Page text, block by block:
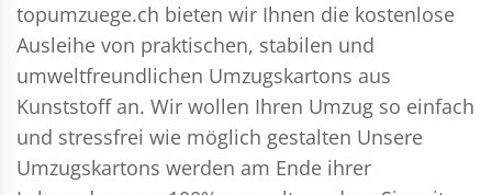
topumzuege.ch bieten wir Ihnen die kostenlose
Ausleihe von praktischen, stabilen und
umweltfreundlichen Umzugskartons aus
Kunststoff an. Wir wollen Ihren Umzug so einfach
und stressfrei wie möglich gestalten Unsere
Umzugskartons werden am Ende ihrer